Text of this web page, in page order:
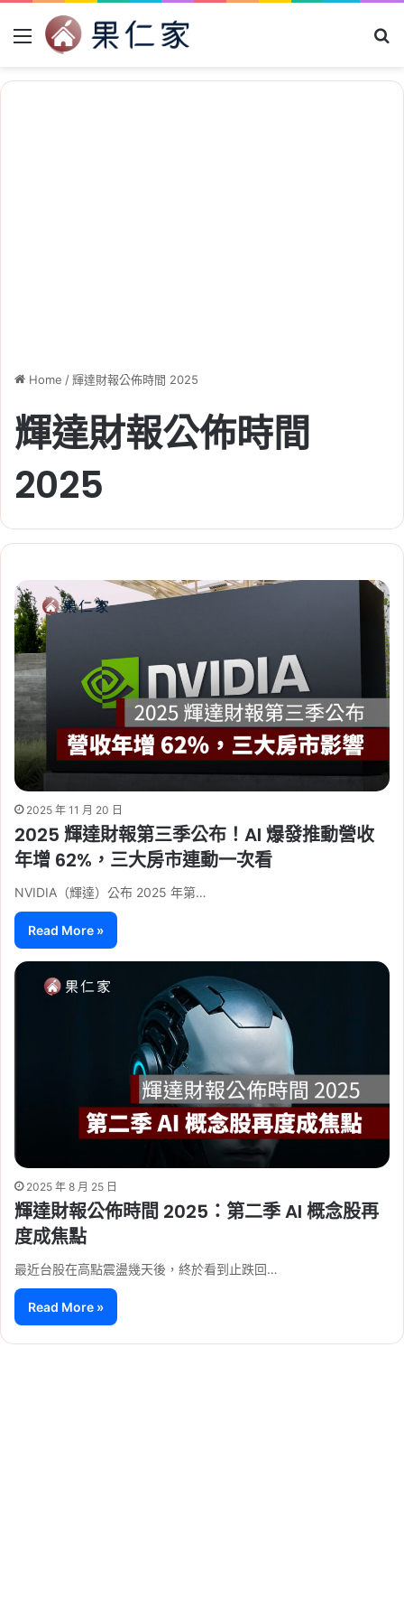
Menu
Home /輝達財報公佈時間 2025
輝達財報公佈時間
2025
2025 年 11 月 20 日
2025 輝達財報第三季公布！AI 爆發推動營收
年增 62%，三大房市連動一次看
NVIDIA（輝達）公布 2025 年第…
Read More »
2025 年 8 月 25 日
輝達財報公佈時間 2025：第二季 AI 概念股再
度成焦點
最近台股在高點震盪幾天後，終於看到止跌回…
Read More »